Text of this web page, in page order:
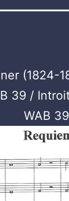
(1824-
39 /
WAB 39